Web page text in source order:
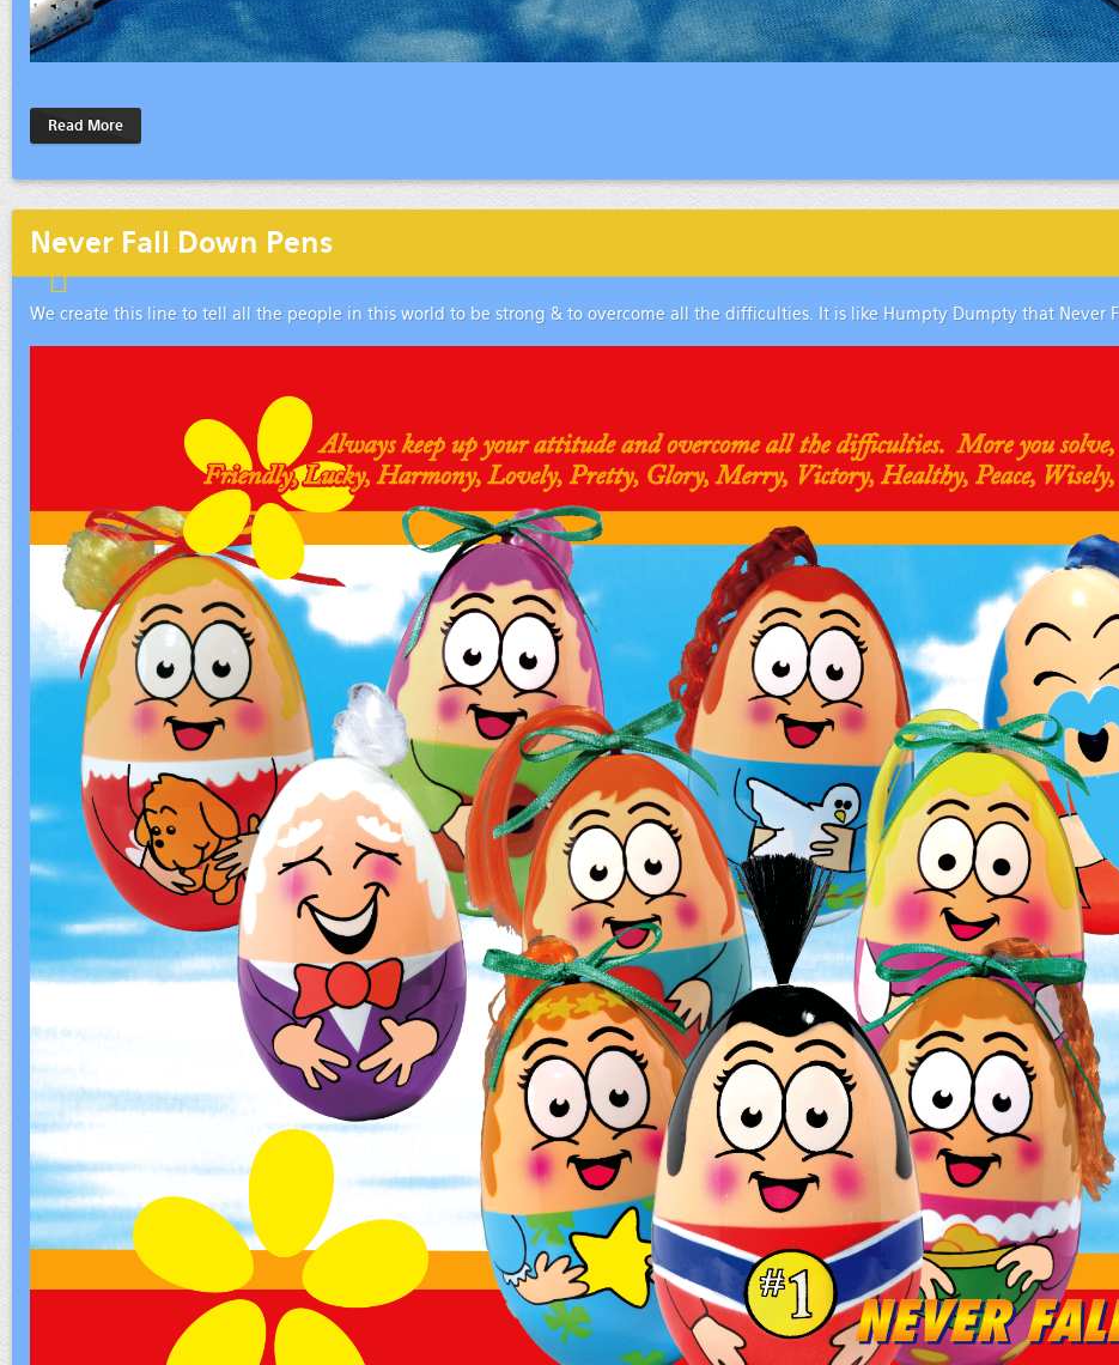
Read More
Never Fall Down Pens
We create this line to tell all the people in this world to be strong & to overcome all the difficulties. It is like Humpty Dumpty that Never